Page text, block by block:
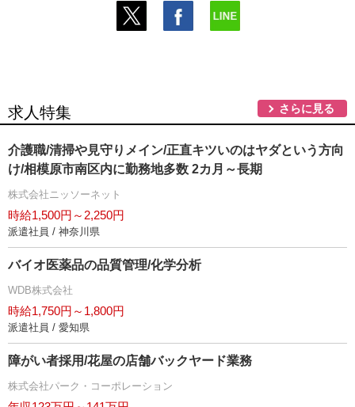
求人特集 さらに見る
介護職/清掃や見守りメイン/正直キツいのはヤダという方向
け/相模原市南区内に勤務地多数 2カ月～長期
株式会社ニッソーネット
時給1,500円～2,250円
派遣社員 / 神奈川県
バイオ医薬品の品質管理/化学分析
WDB株式会社
時給1,750円～1,800円
派遣社員 / 愛知県
障がい者採用/花屋の店舗バックヤード業務
株式会社パーク・コーポレーション